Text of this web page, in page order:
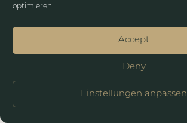
optimieren.
Accept
Deny
Einstellungen anpassen